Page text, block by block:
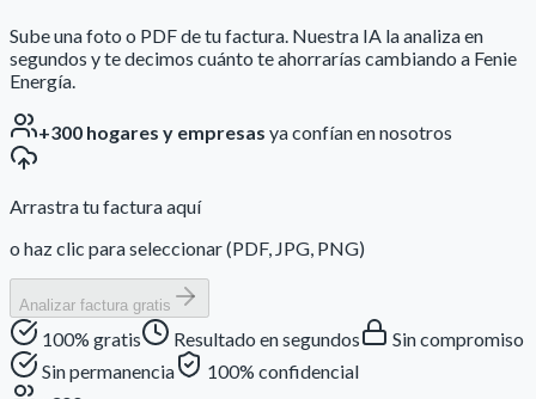
Sube una foto o PDF de tu factura. Nuestra IA la analiza en
segundos y te decimos cuánto te ahorrarías cambiando a Fenie
Energía.
+300 hogares y empresas ya confían en nosotros
Arrastra tu factura aquí
o haz clic para seleccionar (PDF, JPG, PNG)
Analizar factura gratis
100% gratis Resultado en segundos
Sin compromiso
Sin permanencia
100% confidencial